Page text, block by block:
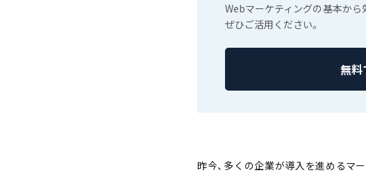
Webマーケティングの基本から
ぜひご活用ください。
無料
昨今、多くの企業が導入を進めるマ